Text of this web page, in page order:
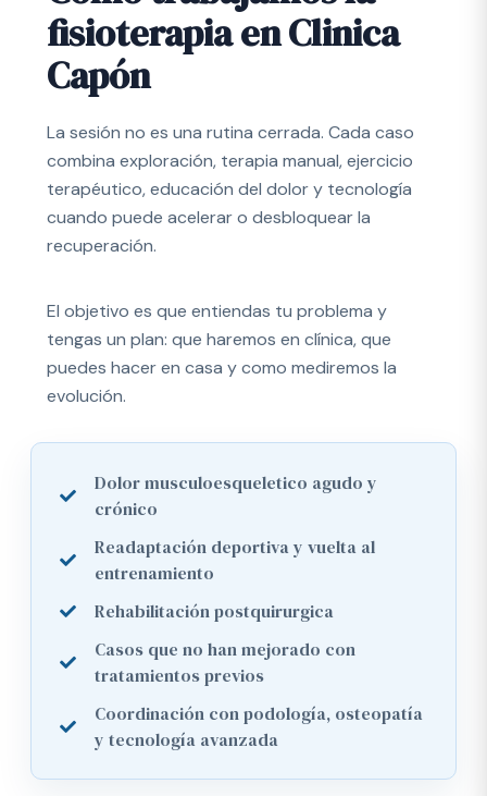
fisioterapia en Clinica
Capón
La sesión no es una rutina cerrada. Cada caso
combina exploración, terapia manual, ejercicio
terapéutico, educación del dolor y tecnología
cuando puede acelerar o desbloquear la
recuperación.
El objetivo es que entiendas tu problema y
tengas un plan: que haremos en clínica, que
puedes hacer en casa y como mediremos la
evolución.
Dolor musculoesqueletico agudo y
crónico
Readaptación deportiva y vuelta al
entrenamiento
Rehabilitación postquirurgica
Casos que no han mejorado con
tratamientos previos
Coordinación con podología, osteopatía
y tecnología avanzada